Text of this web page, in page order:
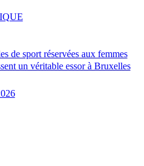
de sport réservées aux femmes
un véritable essor à Bruxelles